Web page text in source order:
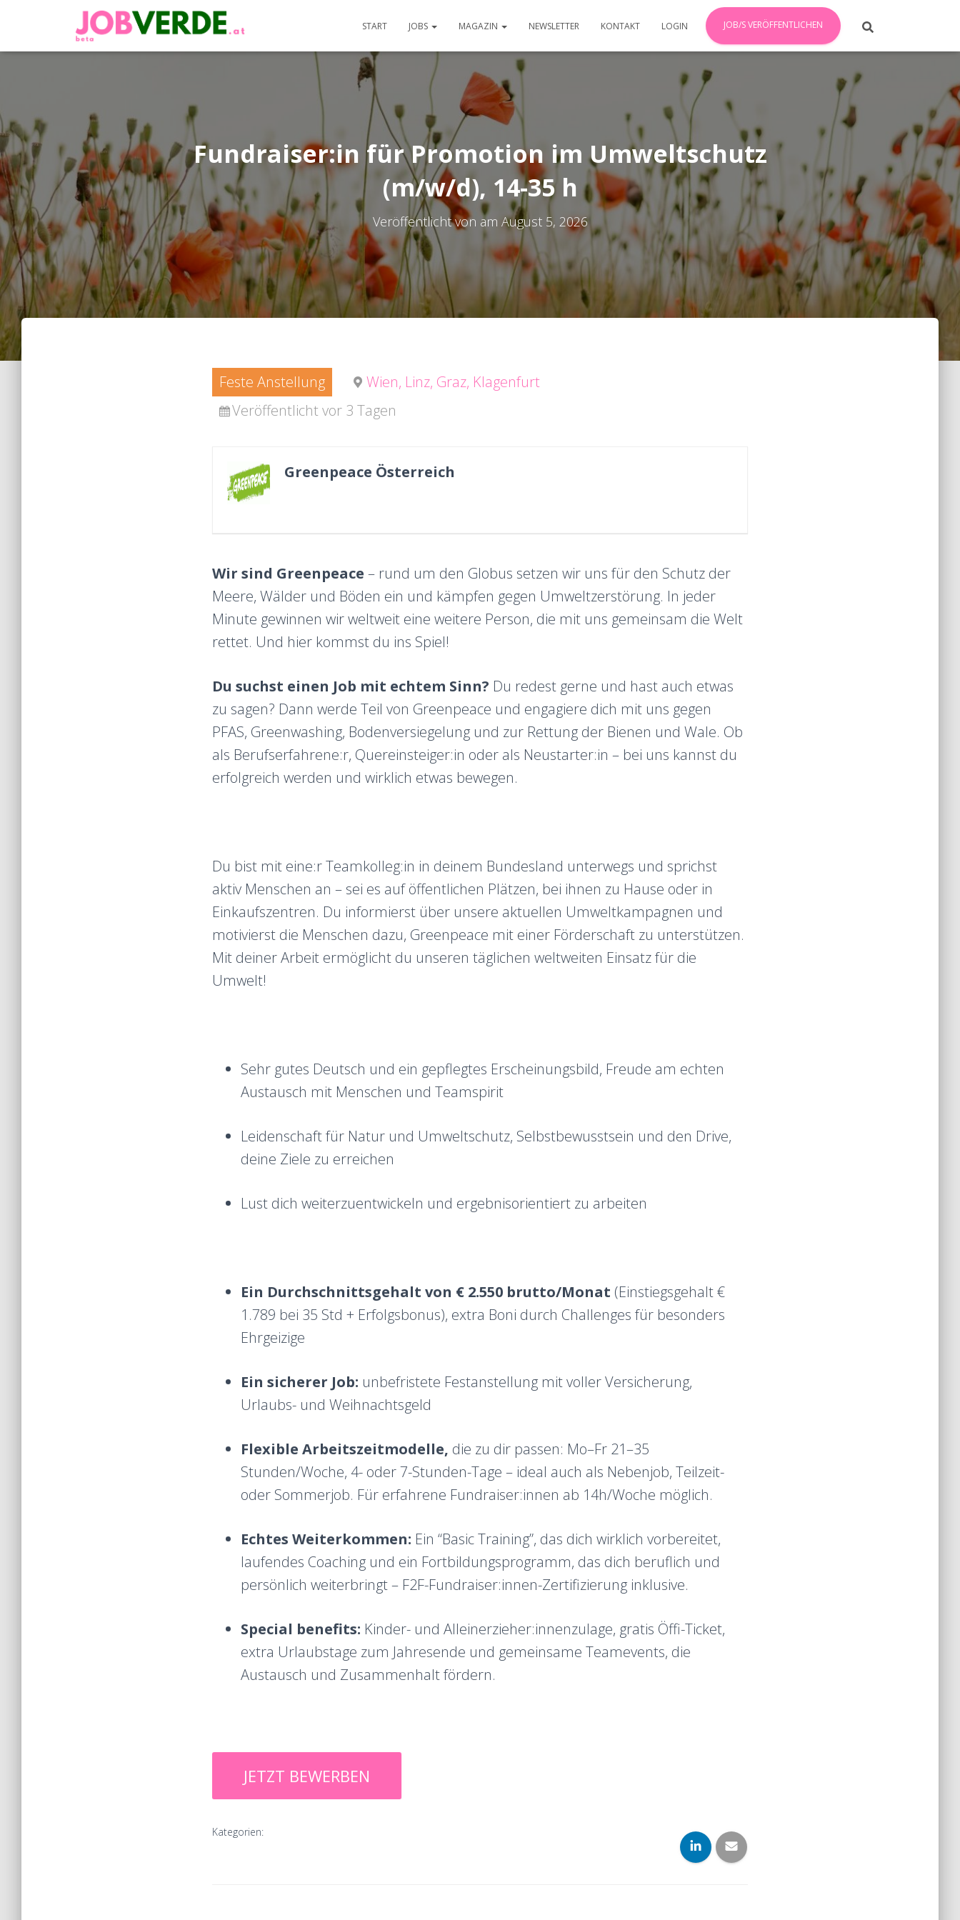
START JOBS MAGAZIN NEWSLETTER KONTAKT LOGIN JOB/S VERÖFFENTLICHEN
Fundraiser:in für Promotion im Umweltschutz
(m/w/d), 14-35 h
Veröffentlicht von am August 5, 2026
Feste Anstellung
Wien, Linz, Graz, Klagenfurt
Veröffentlicht vor 3 Tagen
Greenpeace Österreich
Wir sind Greenpeace – rund um den Globus setzen wir uns für den Schutz der
Meere, Wälder und Böden ein und kämpfen gegen Umweltzerstörung. In jeder
Minute gewinnen wir weltweit eine weitere Person, die mit uns gemeinsam die Welt
rettet. Und hier kommst du ins Spiel!
Du suchst einen Job mit echtem Sinn? Du redest gerne und hast auch etwas
zu sagen? Dann werde Teil von Greenpeace und engagiere dich mit uns gegen
PFAS, Greenwashing, Bodenversiegelung und zur Rettung der Bienen und Wale. Ob
als Berufserfahrene:r, Quereinsteiger:in oder als Neustarter:in – bei uns kannst du
erfolgreich werden und wirklich etwas bewegen.
Du bist mit eine:r Teamkolleg:in in deinem Bundesland unterwegs und sprichst
aktiv Menschen an – sei es auf öffentlichen Plätzen, bei ihnen zu Hause oder in
Einkaufszentren. Du informierst über unsere aktuellen Umweltkampagnen und
motivierst die Menschen dazu, Greenpeace mit einer Förderschaft zu unterstützen.
Mit deiner Arbeit ermöglicht du unseren täglichen weltweiten Einsatz für die
Umwelt!
Sehr gutes Deutsch und ein gepflegtes Erscheinungsbild, Freude am echten
Austausch mit Menschen und Teamspirit
Leidenschaft für Natur und Umweltschutz, Selbstbewusstsein und den Drive,
deine Ziele zu erreichen
Lust dich weiterzuentwickeln und ergebnisorientiert zu arbeiten
Ein Durchschnittsgehalt von € 2.550 brutto/Monat (Einstiegsgehalt €
1.789 bei 35 Std + Erfolgsbonus), extra Boni durch Challenges für besonders
Ehrgeizige
Ein sicherer Job: unbefristete Festanstellung mit voller Versicherung,
Urlaubs- und Weihnachtsgeld
Flexible Arbeitszeitmodelle, die zu dir passen: Mo–Fr 21–35
Stunden/Woche, 4- oder 7-Stunden-Tage – ideal auch als Nebenjob, Teilzeit-
oder Sommerjob. Für erfahrene Fundraiser:innen ab 14h/Woche möglich.
Echtes Weiterkommen: Ein “Basic Training”, das dich wirklich vorbereitet,
laufendes Coaching und ein Fortbildungsprogramm, das dich beruflich und
persönlich weiterbringt – F2F-Fundraiser:innen-Zertifizierung inklusive.
Special benefits: Kinder- und Alleinerzieher:innenzulage, gratis Öffi-Ticket,
extra Urlaubstage zum Jahresende und gemeinsame Teamevents, die
Austausch und Zusammenhalt fördern.
Kategorien: